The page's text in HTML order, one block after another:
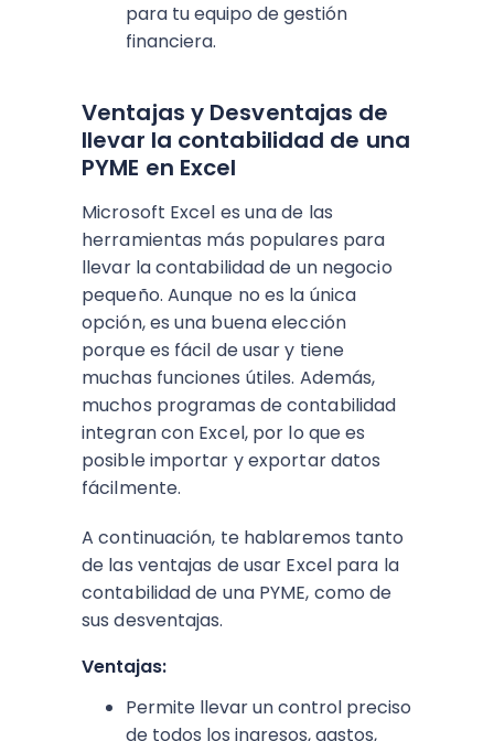
para tu equipo de gestión
financiera.
Ventajas y Desventajas de
llevar la contabilidad de una
PYME en Excel
Microsoft Excel es una de las
herramientas más populares para
llevar la contabilidad de un negocio
pequeño. Aunque no es la única
opción, es una buena elección
porque es fácil de usar y tiene
muchas funciones útiles. Además,
muchos programas de contabilidad
integran con Excel, por lo que es
posible importar y exportar datos
fácilmente.
A continuación, te hablaremos tanto
de las ventajas de usar Excel para la
contabilidad de una PYME, como de
sus desventajas.
Ventajas:
Permite llevar un control preciso
de todos los ingresos, gastos,